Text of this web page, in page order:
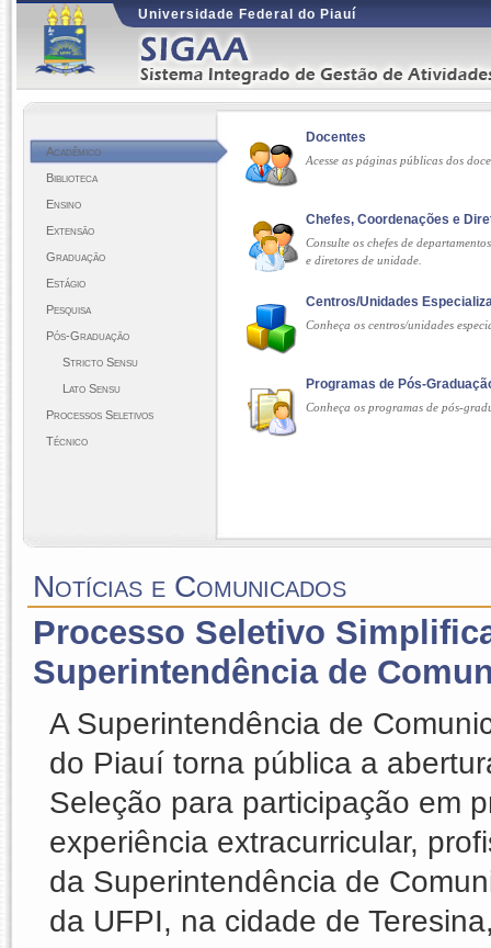
Universidade Federal do Piauí
Acadêmico
Biblioteca
Ensino
Extensão
Graduação
Estágio
Pesquisa
Pós-Graduação
Stricto Sensu
Lato Sensu
Processos Seletivos
Técnico
Docentes
Acesse as páginas públicas dos
Chefes, Coordenações e
Consulte os chefes de
e diretores de unidade.
Centros/Unidades
Conheça os centros/unidades
Programas de Pós-
Conheça os programas de pós-
Notícias e Comunicados
Processo Seletivo
Superintendência de
A Superintendência de
do Piauí torna pública a
Seleção para participação em
experiência extracurricular,
da Superintendência de
da UFPI, na cidade de